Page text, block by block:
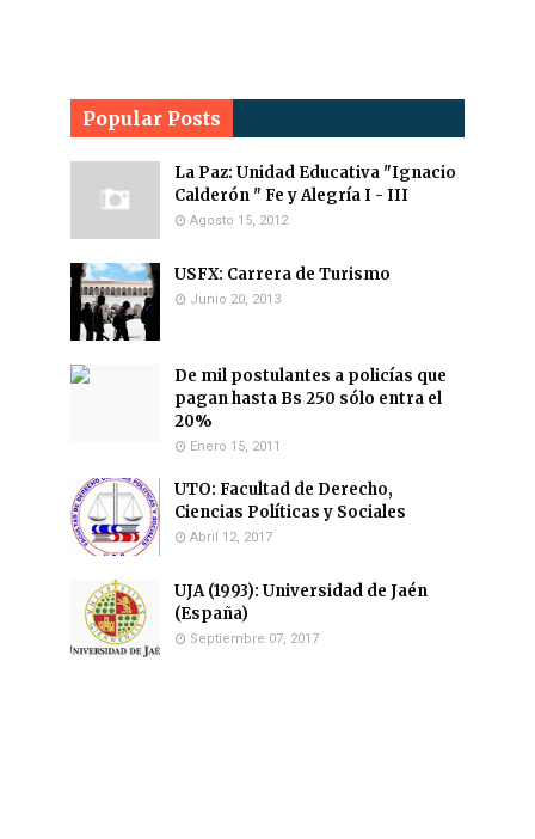
Popular Posts
La Paz: Unidad Educativa "Ignacio
Calderón " Fe y Alegría I - III
Agosto 15, 2012
USFX: Carrera de Turismo
Junio 20, 2013
De mil postulantes a policías que
pagan hasta Bs 250 sólo entra el
20%
Enero 15, 2011
UTO: Facultad de Derecho,
Ciencias Políticas y Sociales
Abril 12, 2017
UJA (1993): Universidad de Jaén
(España)
Septiembre 07, 2017